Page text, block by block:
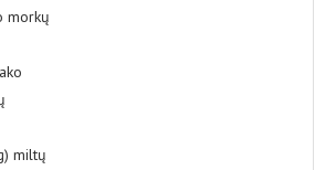
morkų
miltų